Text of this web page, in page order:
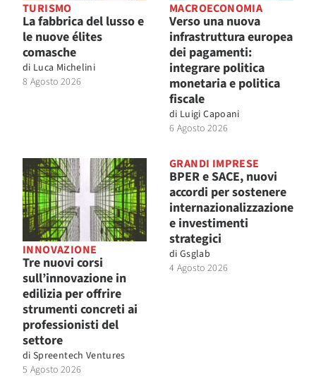
TURISMO
La fabbrica del lusso e
le nuove élites
comasche
di Luca Michelini
8 Agosto 2026
MACROECONOMIA
Verso una nuova
infrastruttura europea
dei pagamenti:
integrare politica
monetaria e politica
fiscale
di Luigi Capoani
6 Agosto 2026
INNOVAZIONE
Tre nuovi corsi
sull’innovazione in
edilizia per offrire
strumenti concreti ai
professionisti del
settore
di Spreentech Ventures
5 Agosto 2026
GRANDI IMPRESE
BPER e SACE, nuovi
accordi per sostenere
internazionalizzazione
e investimenti
strategici
di Gsglab
4 Agosto 2026